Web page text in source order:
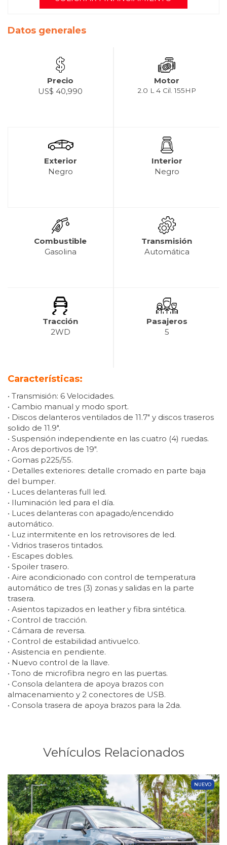
Datos generales
Precio
US$ 40,990
Motor
2.0 L 4 Cil. 155HP
Exterior
Negro
Interior
Negro
Combustible
Gasolina
Transmisión
Automática
Tracción
2WD
Pasajeros
5
Características:
• Transmisión: 6 Velocidades.
• Cambio manual y modo sport.
• Discos delanteros ventilados de 11.7″ y discos traseros
solido de 11.9″.
• Suspensión independiente en las cuatro (4) ruedas.
• Aros deportivos de 19″.
• Gomas p225/55.
• Detalles exteriores: detalle cromado en parte baja
del bumper.
• Luces delanteras full led.
• Iluminación led para el día.
• Luces delanteras con apagado/encendido
automático.
• Luz intermitente en los retrovisores de led.
• Vidrios traseros tintados.
• Escapes dobles.
• Spoiler trasero.
• Aire acondicionado con control de temperatura
automático de tres (3) zonas y salidas en la parte
trasera.
• Asientos tapizados en leather y fibra sintética.
• Control de tracción.
• Cámara de reversa.
• Control de estabilidad antivuelco.
• Asistencia en pendiente.
• Nuevo control de la llave.
• Tono de microfibra negro en las puertas.
• Consola delantera de apoya brazos con
almacenamiento y 2 conectores de USB.
• Consola trasera de apoya brazos para la 2da.
Vehículos Relacionados
NUEVO